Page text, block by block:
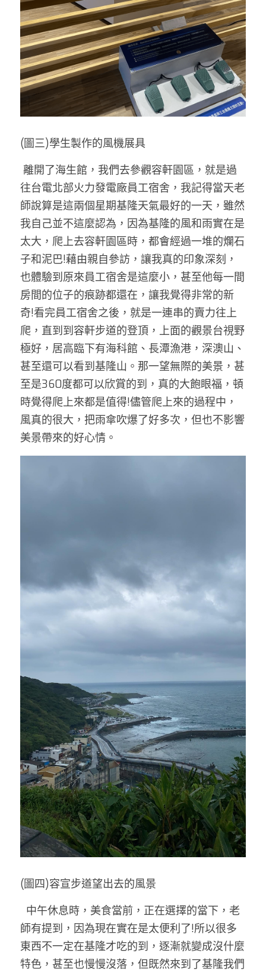
(圖三)學生製作的風機展具
往台電北部火力發電廠員工宿舍，我記得當天老
師說算是這兩個星期基隆天氣最好的一天，雖然
我自己並不這麼認為，因為基隆的風和雨實在是
太大，爬上去容軒園區時，都會經過一堆的爛石
子和泥巴!藉由親自參訪，讓我真的印象深刻，
也體驗到原來員工宿舍是這麼小，甚至他每一間
房間的位子的痕跡都還在，讓我覺得非常的新
奇!看完員工宿舍之後，就是一連串的賣力往上
爬，直到到容軒步道的登頂，上面的觀景台視野
極好，居高臨下有海科館、長潭漁港，深澳山、
甚至還可以看到基隆山。那一望無際的美景，甚
至是360度都可以欣賞的到，真的大飽眼福，頓
時覺得爬上來都是值得!儘管爬上來的過程中，
風真的很大，把雨傘吹爆了好多次，但也不影響
美景帶來的好心情。
(圖四)容宣步道望出去的風景
師有提到，因為現在實在是太便利了!所以很多
東西不一定在基隆才吃的到，逐漸就變成沒什麼
特色，甚至也慢慢沒落，但既然來到了基隆我們